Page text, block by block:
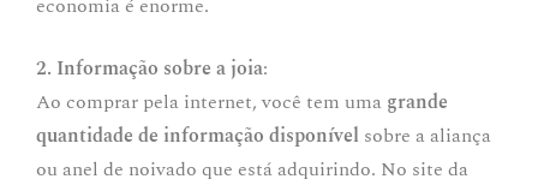
economia é enorme.
2. Informação sobre a joia:
Ao comprar pela internet, você tem uma grande
quantidade de informação disponível sobre a aliança
ou anel de noivado que está adquirindo. No site da